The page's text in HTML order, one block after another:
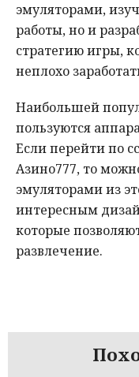
эмуляторами,
работы, но и
стратегию игры,
неплохо
Наибольшей
пользуются
Если перейти по
Азино777, то
эмуляторами из
интересным
которые
развлечение.